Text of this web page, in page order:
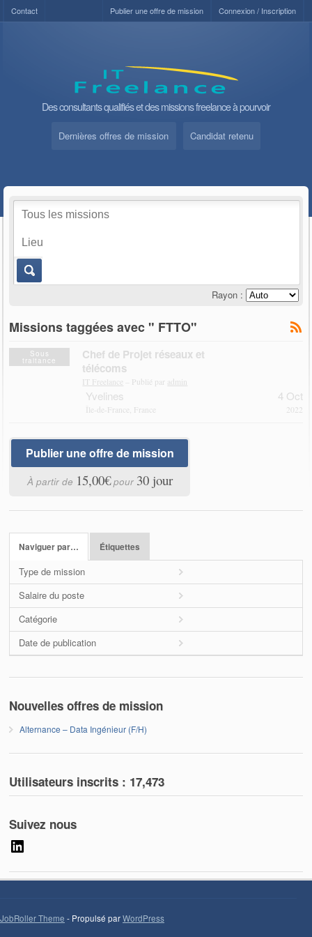
Contact Connexion / Inscription
Publier une offre de mission
Des consultants qualifiés et des missions freelance à pourvoir
Dernières offres de mission Candidat retenu
Rayon :
Missions taggées avec " FTTO"
Sous
traitance
Chef de Projet réseaux et
télécoms
IT Freelance – Publié par admin
Yvelines
Île-de-France, France
4 Oct
2022
Publier une offre de mission
À partir de 15,00€pour 30 jour
Naviguer par… Étiquettes
Type de mission
Salaire du poste
Catégorie
Date de publication
Nouvelles offres de mission
Alternance – Data Ingénieur (F/H)
Utilisateurs inscrits : 17,473
Suivez nous
JobRoller Theme - Propulsé parWordPress